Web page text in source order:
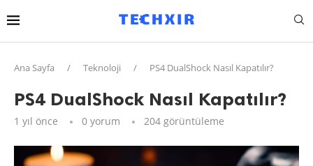
Ana Sayfa / Teknoloji / PS4 DualShock Nasıl Kapatılır?
PS4 DualShock Nasıl Kapatılır?
1 yıl önce 0 yorum 204 görüntüleme